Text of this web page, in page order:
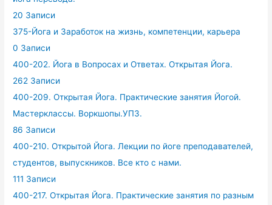
20 Записи
375-Йога и Заработок на жизнь, компетенции, карьера
0 Записи
400-202. Йога в Вопросах и Ответах. Открытая Йога.
262 Записи
400-209. Открытая Йога. Практические занятия Йогой.
Мастерклассы. Воркшопы.УПЗ.
86 Записи
400-210. Открытой Йога. Лекции по йоге преподавателей,
студентов, выпускников. Все кто с нами.
111 Записи
400-217. Открытая Йога. Практические занятия по разным